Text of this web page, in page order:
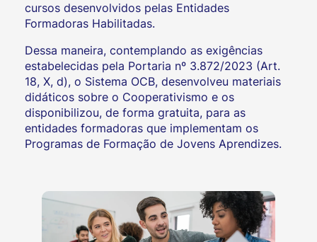
cursos desenvolvidos pelas Entidades
Formadoras Habilitadas.
Dessa maneira, contemplando as exigências
estabelecidas pela Portaria nº 3.872/2023 (Art.
18, X, d), o Sistema OCB, desenvolveu materiais
didáticos sobre o Cooperativismo e os
disponibilizou, de forma gratuita, para as
entidades formadoras que implementam os
Programas de Formação de Jovens Aprendizes.